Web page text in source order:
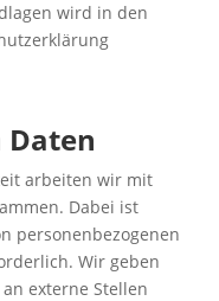
wird in den
Daten
arbeiten wir mit
Dabei ist
personenbezogenen
Wir geben
externe Stellen